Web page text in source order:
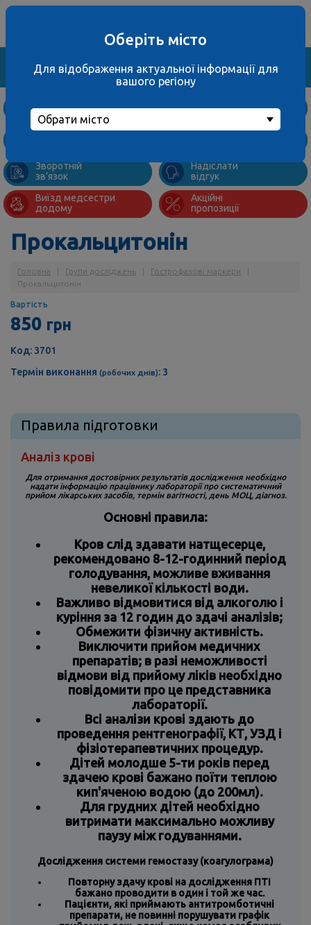
Знайти
та ціни
Підготовка
Адреси
Зворотній
зв’язок
Надіслати
відгук
Виїзд медсестри
додому
Акційні
пропозиції
Прокальцитонін
Головна Групи досліджень Гострофазові маркери
Прокальцитонін
Вартість
850 грн
Код: 3701
Термін виконання (робочих днів): 3
Правила підготовки
Аналіз крові
Для отримання достовірних результатів дослідження необхідно
надати інформацію працівнику лабораторіїпро систематичний
прийом лікарських засобів, термін вагітності, день МОЦ, діагноз.
Основні правила:
Кров слід здавати натщесерце,
рекомендовано 8-12-годинний період
голодування, можливе вживання
невеликої кількості води.
Важливо відмовитися від алкоголю і
куріння за 12 годин до здачі аналізів;
Обмежити фізичну активність.
Виключити прийом медичних
препаратів; в разі неможливості
відмови від прийому ліків необхідно
повідомити про це представника
лабораторії.
Всі аналізи крові здають до
проведення рентгенографії, КТ, УЗД і
фізіотерапевтичних процедур.
Дітей молодше 5-ти років перед
здачею крові бажано поїти теплою
кип'яченою водою (до 200мл).
Для грудних дітей необхідно
витримати максимально можливу
паузу між годуваннями.
Дослідження системи гемостазу (коагулограма)
Повторну здачу крові на дослідження ПТІ
бажано проводити в один і той же час.
Пацієнти, які приймають антитромботичні
препарати, не повинні порушувати графік
Оберіть місто
Для відображення актуальної інформації для
вашого регіону
Обрати місто